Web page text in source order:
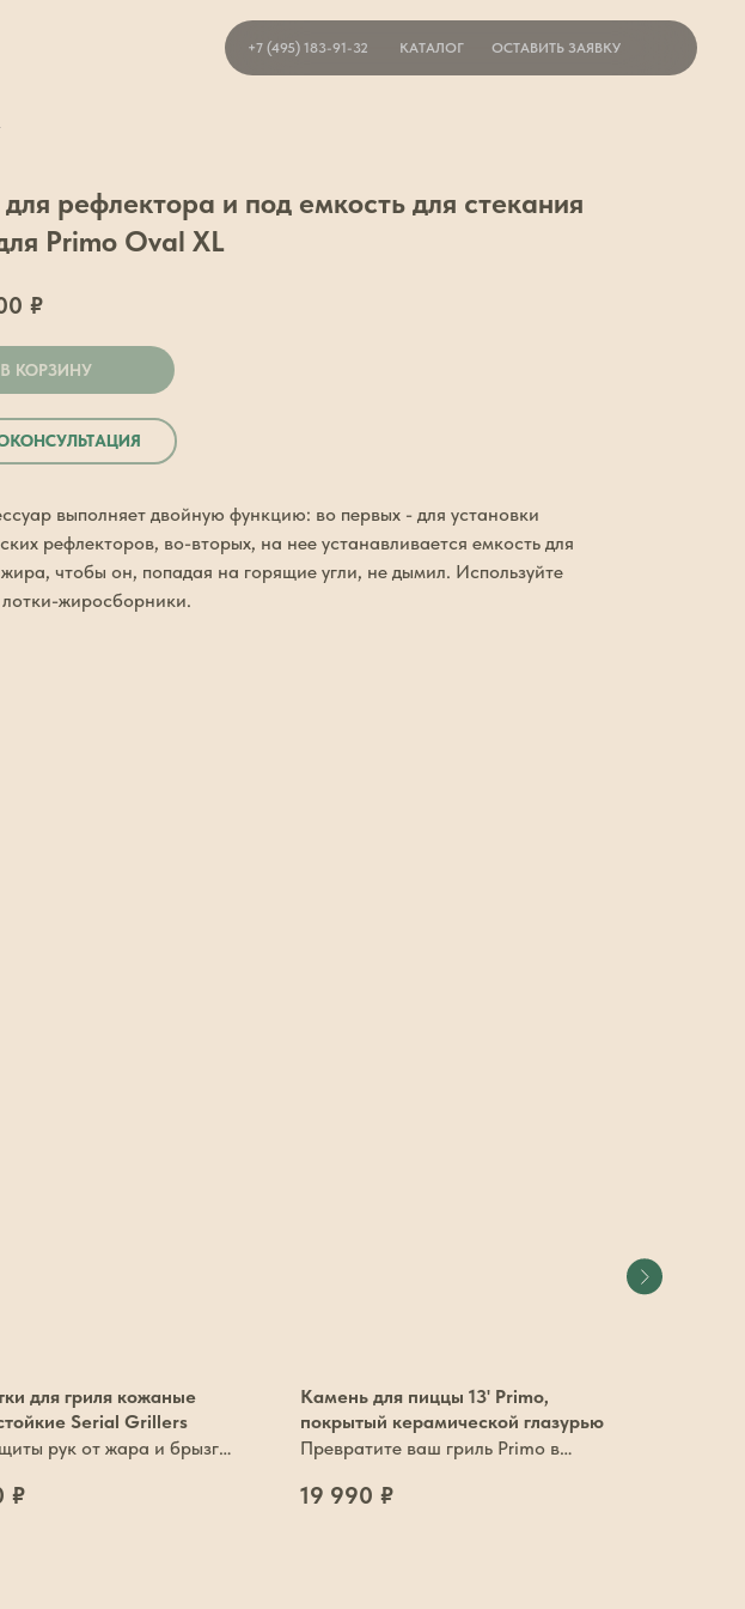
КАТАЛОГ
+7 (495) 183-91-32 ОСТАВИТЬ ЗАЯВКУ
рефлектора и под емкость для стекания
Primo Oval XL
₽
В КОРЗИНУ
выполняет двойную функцию: во первых - для установки
рефлекторов, во-вторых, на нее устанавливается емкость для
чтобы он, попадая на горящие угли, не дымил. Используйте
лотки-жиросборники.
для гриля кожаные
Serial Grillers
рук от жара и брызг
₽
Камень для пиццы 13' Primo,
покрытый керамической глазурью
Превратите ваш гриль Primo в
своим кулинарным мастерством
19 990 ₽